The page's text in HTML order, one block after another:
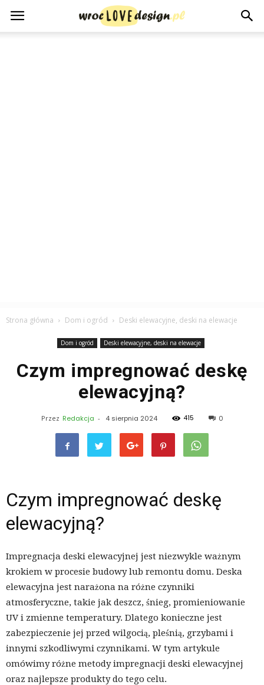
Strona główna Dom i ogród Deski elewacyjne, deski na elewacje
Dom i ogród Deski elewacyjne, deski na elewacje
Czym impregnować deskę
elewacyjną?
Przez Redakcja - 4 sierpnia 2024 415 0
Czym impregnować deskę
elewacyjną?
Impregnacja deski elewacyjnej jest niezwykle ważnym
krokiem w procesie budowy lub remontu domu. Deska
elewacyjna jest narażona na różne czynniki
atmosferyczne, takie jak deszcz, śnieg, promieniowanie
UV i zmienne temperatury. Dlatego konieczne jest
zabezpieczenie jej przed wilgocią, pleśnią, grzybami i
innymi szkodliwymi czynnikami. W tym artykule
omówimy różne metody impregnacji deski elewacyjnej
oraz najlepsze produkty do tego celu.